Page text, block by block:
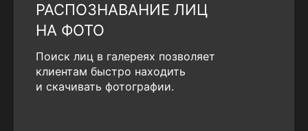
РАСПОЗНАВАНИЕ ЛИЦ
НА ФОТО
Поиск лиц в галереях позволяет
клиентам быстро находить
и скачивать фотографии.